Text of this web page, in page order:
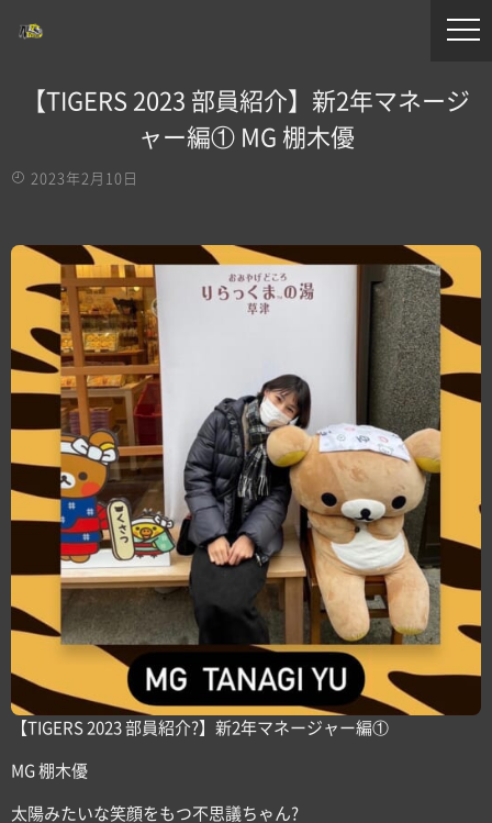
【TIGERS 2023 部員紹介】新2年マネージ
ャー編① MG 棚木優
2023年2月10日
【TIGERS 2023 部員紹介?】新2年マネージャー編①
MG 棚木優
太陽みたいな笑顔をもつ不思議ちゃん?